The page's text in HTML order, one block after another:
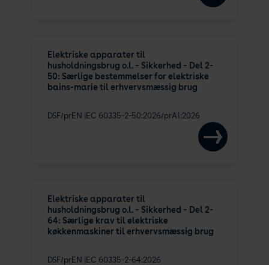
Elektriske apparater til
husholdningsbrug o.l. – Sikkerhed – Del 2-
50: Særlige bestemmelser for elektriske
bains-marie til erhvervsmæssig brug
DSF/prEN IEC 60335-2-50:2026/prA1:2026
Elektriske apparater til
husholdningsbrug o.l. – Sikkerhed – Del 2-
64: Særlige krav til elektriske
køkkenmaskiner til erhvervsmæssig brug
DSF/prEN IEC 60335-2-64:2026